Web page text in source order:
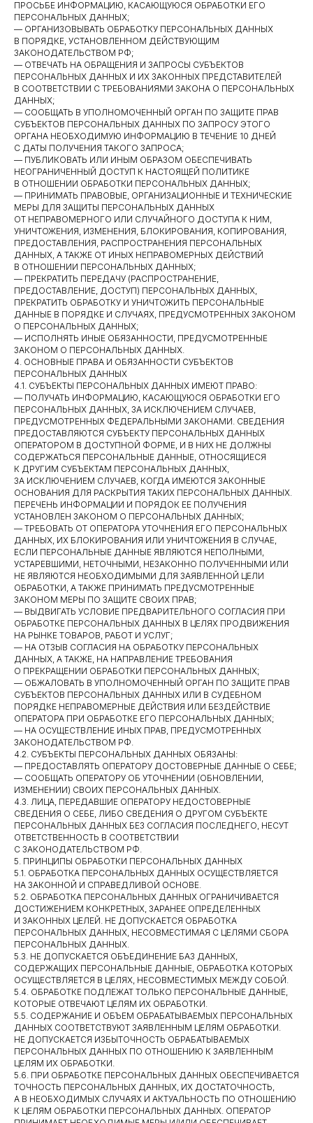
ПРОСЬБЕ ИНФОРМАЦИЮ, КАСАЮЩУЮСЯ ОБРАБОТКИ ЕГО
ПЕРСОНАЛЬНЫХ ДАННЫХ;
— ОРГАНИЗОВЫВАТЬ ОБРАБОТКУ ПЕРСОНАЛЬНЫХ ДАННЫХ
В ПОРЯДКЕ, УСТАНОВЛЕННОМ ДЕЙСТВУЮЩИМ
ЗАКОНОДАТЕЛЬСТВОМ РФ;
— ОТВЕЧАТЬ НА ОБРАЩЕНИЯ И ЗАПРОСЫ СУБЪЕКТОВ
ПЕРСОНАЛЬНЫХ ДАННЫХ И ИХ ЗАКОННЫХ ПРЕДСТАВИТЕЛЕЙ
В СООТВЕТСТВИИ С ТРЕБОВАНИЯМИ ЗАКОНА О ПЕРСОНАЛЬНЫХ
ДАННЫХ;
— СООБЩАТЬ В УПОЛНОМОЧЕННЫЙ ОРГАН ПО ЗАЩИТЕ ПРАВ
СУБЪЕКТОВ ПЕРСОНАЛЬНЫХ ДАННЫХ ПО ЗАПРОСУ ЭТОГО
ОРГАНА НЕОБХОДИМУЮ ИНФОРМАЦИЮ В ТЕЧЕНИЕ 10 ДНЕЙ
С ДАТЫ ПОЛУЧЕНИЯ ТАКОГО ЗАПРОСА;
— ПУБЛИКОВАТЬ ИЛИ ИНЫМ ОБРАЗОМ ОБЕСПЕЧИВАТЬ
НЕОГРАНИЧЕННЫЙ ДОСТУП К НАСТОЯЩЕЙ ПОЛИТИКЕ
В ОТНОШЕНИИ ОБРАБОТКИ ПЕРСОНАЛЬНЫХ ДАННЫХ;
— ПРИНИМАТЬ ПРАВОВЫЕ, ОРГАНИЗАЦИОННЫЕ И ТЕХНИЧЕСКИЕ
МЕРЫ ДЛЯ ЗАЩИТЫ ПЕРСОНАЛЬНЫХ ДАННЫХ
ОТ НЕПРАВОМЕРНОГО ИЛИ СЛУЧАЙНОГО ДОСТУПА К НИМ,
УНИЧТОЖЕНИЯ, ИЗМЕНЕНИЯ, БЛОКИРОВАНИЯ, КОПИРОВАНИЯ,
ПРЕДОСТАВЛЕНИЯ, РАСПРОСТРАНЕНИЯ ПЕРСОНАЛЬНЫХ
ДАННЫХ, А ТАКЖЕ ОТ ИНЫХ НЕПРАВОМЕРНЫХ ДЕЙСТВИЙ
В ОТНОШЕНИИ ПЕРСОНАЛЬНЫХ ДАННЫХ;
— ПРЕКРАТИТЬ ПЕРЕДАЧУ (РАСПРОСТРАНЕНИЕ,
ПРЕДОСТАВЛЕНИЕ, ДОСТУП) ПЕРСОНАЛЬНЫХ ДАННЫХ,
ПРЕКРАТИТЬ ОБРАБОТКУ И УНИЧТОЖИТЬ ПЕРСОНАЛЬНЫЕ
ДАННЫЕ В ПОРЯДКЕ И СЛУЧАЯХ, ПРЕДУСМОТРЕННЫХ ЗАКОНОМ
О ПЕРСОНАЛЬНЫХ ДАННЫХ;
— ИСПОЛНЯТЬ ИНЫЕ ОБЯЗАННОСТИ, ПРЕДУСМОТРЕННЫЕ
ЗАКОНОМ О ПЕРСОНАЛЬНЫХ ДАННЫХ.
4. ОСНОВНЫЕ ПРАВА И ОБЯЗАННОСТИ СУБЪЕКТОВ
ПЕРСОНАЛЬНЫХ ДАННЫХ
4.1. СУБЪЕКТЫ ПЕРСОНАЛЬНЫХ ДАННЫХ ИМЕЮТ ПРАВО:
— ПОЛУЧАТЬ ИНФОРМАЦИЮ, КАСАЮЩУЮСЯ ОБРАБОТКИ ЕГО
ПЕРСОНАЛЬНЫХ ДАННЫХ, ЗА ИСКЛЮЧЕНИЕМ СЛУЧАЕВ,
ПРЕДУСМОТРЕННЫХ ФЕДЕРАЛЬНЫМИ ЗАКОНАМИ. СВЕДЕНИЯ
ПРЕДОСТАВЛЯЮТСЯ СУБЪЕКТУ ПЕРСОНАЛЬНЫХ ДАННЫХ
ОПЕРАТОРОМ В ДОСТУПНОЙ ФОРМЕ, И В НИХ НЕ ДОЛЖНЫ
СОДЕРЖАТЬСЯ ПЕРСОНАЛЬНЫЕ ДАННЫЕ, ОТНОСЯЩИЕСЯ
К ДРУГИМ СУБЪЕКТАМ ПЕРСОНАЛЬНЫХ ДАННЫХ,
ЗА ИСКЛЮЧЕНИЕМ СЛУЧАЕВ, КОГДА ИМЕЮТСЯ ЗАКОННЫЕ
ОСНОВАНИЯ ДЛЯ РАСКРЫТИЯ ТАКИХ ПЕРСОНАЛЬНЫХ ДАННЫХ.
ПЕРЕЧЕНЬ ИНФОРМАЦИИ И ПОРЯДОК ЕЕ ПОЛУЧЕНИЯ
УСТАНОВЛЕН ЗАКОНОМ О ПЕРСОНАЛЬНЫХ ДАННЫХ;
— ТРЕБОВАТЬ ОТ ОПЕРАТОРА УТОЧНЕНИЯ ЕГО ПЕРСОНАЛЬНЫХ
ДАННЫХ, ИХ БЛОКИРОВАНИЯ ИЛИ УНИЧТОЖЕНИЯ В СЛУЧАЕ,
ЕСЛИ ПЕРСОНАЛЬНЫЕ ДАННЫЕ ЯВЛЯЮТСЯ НЕПОЛНЫМИ,
УСТАРЕВШИМИ, НЕТОЧНЫМИ, НЕЗАКОННО ПОЛУЧЕННЫМИ ИЛИ
НЕ ЯВЛЯЮТСЯ НЕОБХОДИМЫМИ ДЛЯ ЗАЯВЛЕННОЙ ЦЕЛИ
ОБРАБОТКИ, А ТАКЖЕ ПРИНИМАТЬ ПРЕДУСМОТРЕННЫЕ
ЗАКОНОМ МЕРЫ ПО ЗАЩИТЕ СВОИХ ПРАВ;
— ВЫДВИГАТЬ УСЛОВИЕ ПРЕДВАРИТЕЛЬНОГО СОГЛАСИЯ ПРИ
ОБРАБОТКЕ ПЕРСОНАЛЬНЫХ ДАННЫХ В ЦЕЛЯХ ПРОДВИЖЕНИЯ
НА РЫНКЕ ТОВАРОВ, РАБОТ И УСЛУГ;
— НА ОТЗЫВ СОГЛАСИЯ НА ОБРАБОТКУ ПЕРСОНАЛЬНЫХ
ДАННЫХ, А ТАКЖЕ, НА НАПРАВЛЕНИЕ ТРЕБОВАНИЯ
О ПРЕКРАЩЕНИИ ОБРАБОТКИ ПЕРСОНАЛЬНЫХ ДАННЫХ;
— ОБЖАЛОВАТЬ В УПОЛНОМОЧЕННЫЙ ОРГАН ПО ЗАЩИТЕ ПРАВ
СУБЪЕКТОВ ПЕРСОНАЛЬНЫХ ДАННЫХ ИЛИ В СУДЕБНОМ
ПОРЯДКЕ НЕПРАВОМЕРНЫЕ ДЕЙСТВИЯ ИЛИ БЕЗДЕЙСТВИЕ
ОПЕРАТОРА ПРИ ОБРАБОТКЕ ЕГО ПЕРСОНАЛЬНЫХ ДАННЫХ;
— НА ОСУЩЕСТВЛЕНИЕ ИНЫХ ПРАВ, ПРЕДУСМОТРЕННЫХ
ЗАКОНОДАТЕЛЬСТВОМ РФ.
4.2. СУБЪЕКТЫ ПЕРСОНАЛЬНЫХ ДАННЫХ ОБЯЗАНЫ:
— ПРЕДОСТАВЛЯТЬ ОПЕРАТОРУ ДОСТОВЕРНЫЕ ДАННЫЕ О СЕБЕ;
— СООБЩАТЬ ОПЕРАТОРУ ОБ УТОЧНЕНИИ (ОБНОВЛЕНИИ,
ИЗМЕНЕНИИ) СВОИХ ПЕРСОНАЛЬНЫХ ДАННЫХ.
4.3. ЛИЦА, ПЕРЕДАВШИЕ ОПЕРАТОРУ НЕДОСТОВЕРНЫЕ
СВЕДЕНИЯ О СЕБЕ, ЛИБО СВЕДЕНИЯ О ДРУГОМ СУБЪЕКТЕ
ПЕРСОНАЛЬНЫХ ДАННЫХ БЕЗ СОГЛАСИЯ ПОСЛЕДНЕГО, НЕСУТ
ОТВЕТСТВЕННОСТЬ В СООТВЕТСТВИИ
С ЗАКОНОДАТЕЛЬСТВОМ РФ.
5. ПРИНЦИПЫ ОБРАБОТКИ ПЕРСОНАЛЬНЫХ ДАННЫХ
5.1. ОБРАБОТКА ПЕРСОНАЛЬНЫХ ДАННЫХ ОСУЩЕСТВЛЯЕТСЯ
НА ЗАКОННОЙ И СПРАВЕДЛИВОЙ ОСНОВЕ.
5.2. ОБРАБОТКА ПЕРСОНАЛЬНЫХ ДАННЫХ ОГРАНИЧИВАЕТСЯ
ДОСТИЖЕНИЕМ КОНКРЕТНЫХ, ЗАРАНЕЕ ОПРЕДЕЛЕННЫХ
И ЗАКОННЫХ ЦЕЛЕЙ. НЕ ДОПУСКАЕТСЯ ОБРАБОТКА
ПЕРСОНАЛЬНЫХ ДАННЫХ, НЕСОВМЕСТИМАЯ С ЦЕЛЯМИ СБОРА
ПЕРСОНАЛЬНЫХ ДАННЫХ.
5.3. НЕ ДОПУСКАЕТСЯ ОБЪЕДИНЕНИЕ БАЗ ДАННЫХ,
СОДЕРЖАЩИХ ПЕРСОНАЛЬНЫЕ ДАННЫЕ, ОБРАБОТКА КОТОРЫХ
ОСУЩЕСТВЛЯЕТСЯ В ЦЕЛЯХ, НЕСОВМЕСТИМЫХ МЕЖДУ СОБОЙ.
5.4. ОБРАБОТКЕ ПОДЛЕЖАТ ТОЛЬКО ПЕРСОНАЛЬНЫЕ ДАННЫЕ,
КОТОРЫЕ ОТВЕЧАЮТ ЦЕЛЯМ ИХ ОБРАБОТКИ.
5.5. СОДЕРЖАНИЕ И ОБЪЕМ ОБРАБАТЫВАЕМЫХ ПЕРСОНАЛЬНЫХ
ДАННЫХ СООТВЕТСТВУЮТ ЗАЯВЛЕННЫМ ЦЕЛЯМ ОБРАБОТКИ.
НЕ ДОПУСКАЕТСЯ ИЗБЫТОЧНОСТЬ ОБРАБАТЫВАЕМЫХ
ПЕРСОНАЛЬНЫХ ДАННЫХ ПО ОТНОШЕНИЮ К ЗАЯВЛЕННЫМ
ЦЕЛЯМ ИХ ОБРАБОТКИ.
5.6. ПРИ ОБРАБОТКЕ ПЕРСОНАЛЬНЫХ ДАННЫХ ОБЕСПЕЧИВАЕТСЯ
ТОЧНОСТЬ ПЕРСОНАЛЬНЫХ ДАННЫХ, ИХ ДОСТАТОЧНОСТЬ,
А В НЕОБХОДИМЫХ СЛУЧАЯХ И АКТУАЛЬНОСТЬ ПО ОТНОШЕНИЮ
К ЦЕЛЯМ ОБРАБОТКИ ПЕРСОНАЛЬНЫХ ДАННЫХ. ОПЕРАТОР